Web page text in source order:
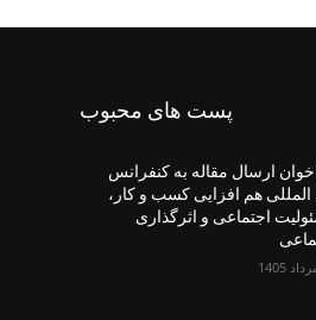
پست های محبوب
ارسال مقاله به کنفرانس
المللی هم افزایی کسب و کار،
اجتماعی و اثرگذاری